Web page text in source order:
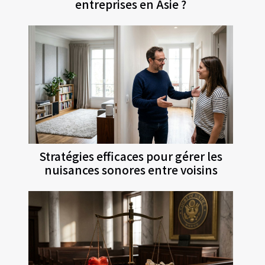
entreprises en Asie ?
Stratégies efficaces pour gérer les
nuisances sonores entre voisins